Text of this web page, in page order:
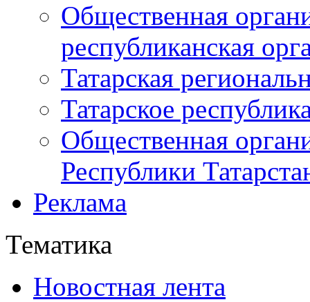
Общественная
республиканская
Татарская
Татарское
Общественная
Республики
Реклама
Тематика
Новостная лента